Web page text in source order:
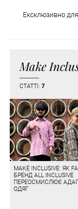
Ексклюзивно для
Make
СТАТТІ: 7
MAKE INCLUSIVE: ЯК
БРЕНД ALL INCLUSIVE
ПЕРЕОСМИСЛЮЄ
ОДЯГ